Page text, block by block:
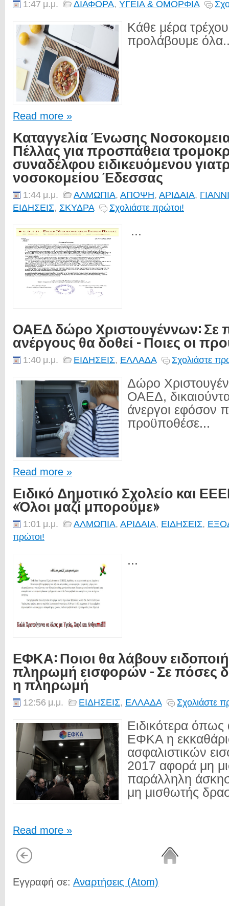
1:47 μ.μ. ΔΙΑΦΟΡΑ, ΥΓΕΙΑ & ΟΜΟΡΦΙΑ
Κάθε μέρα
προλάβουμε
Read more »
Καταγγελία Ένωσης
Πέλλας για προσπάθεια
συναδέλφου ειδικευόμενου
νοσοκομείου Έδεσσας
1:44 μ.μ. ΑΛΜΩΠΙΑ, ΑΠΟΨΗ, ΑΡΙΔΑΙΑ,
ΕΙΔΗΣΕΙΣ, ΣΚΥΔΡΑ Σχολιάστε πρώτοι!
...
ΟΑΕΔ δώρο Χριστουγέννων: Σε
ανέργους θα δοθεί - Ποιες οι
1:40 μ.μ. ΕΙΔΗΣΕΙΣ, ΕΛΛΑΔΑ Σχολιάστε
Δώρο
ΟΑΕΔ,
άνεργοι εφόσον
προϋποθέσε...
Read more »
Ειδικό Δημοτικό Σχολείο και
«Όλοι μαζί μπορούμε»
1:01 μ.μ. ΑΛΜΩΠΙΑ, ΑΡΙΔΑΙΑ, ΕΙΔΗΣΕΙΣ,
πρώτοι!
...
ΕΦΚΑ: Ποιοι θα λάβουν
πληρωμή εισφορών - Σε πόσες
η πληρωμή
12:56 μ.μ. ΕΙΔΗΣΕΙΣ, ΕΛΛΑΔΑ Σχολιάστε
Ειδικότερα όπως
ΕΦΚΑ η
ασφαλιστικών
2017 αφορά μη
παράλληλη
μη μισθωτής
Read more »
Εγγραφή σε: Αναρτήσεις (Atom)